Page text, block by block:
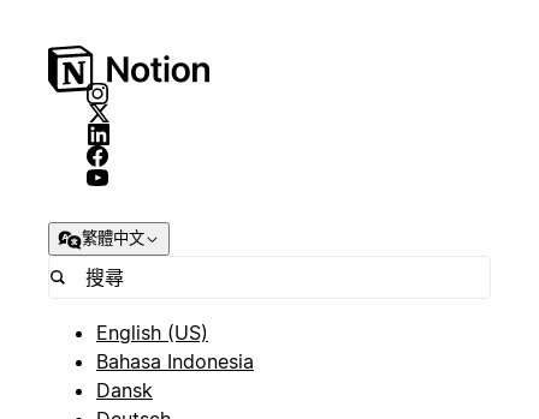
繁體中文
English (US)
Bahasa Indonesia
Dansk